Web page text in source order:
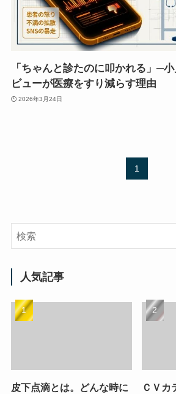
「ちゃんと診たのに叩かれる」─
ビューが医療をすり減らす理由
2026年3月24日
1
人気記事
皮下点滴とは。どんな時に
ＣＶカ